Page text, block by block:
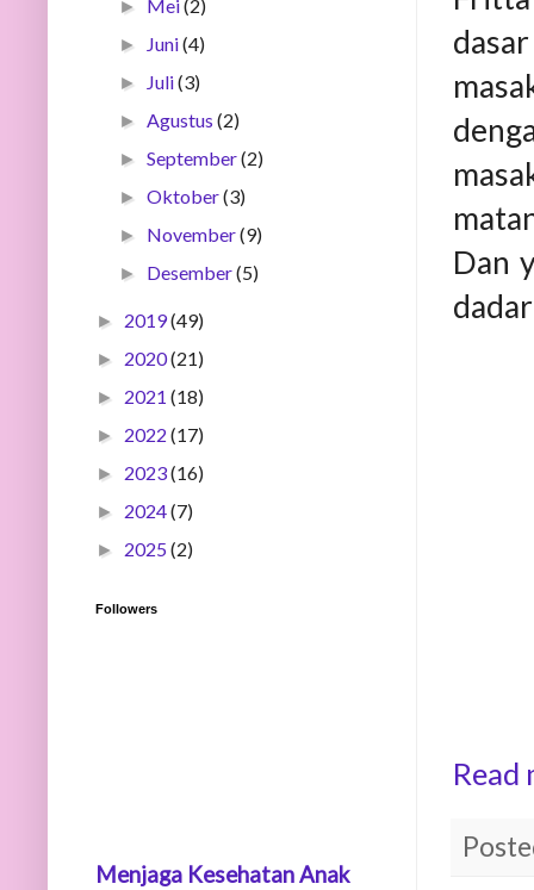
Dan
Read
► Mei(2)
► Juni(4)
► Juli(3)
►Agustus(2)
►September(2)
►Oktober(3)
► November(9)
► Desember(5)
► 2019(49)
► 2020(21)
► 2021 (18)
► 2022 (17)
► 2023(16)
► 2024(7)
► 2025(2)
Followers
Menjaga Kesehatan Anak